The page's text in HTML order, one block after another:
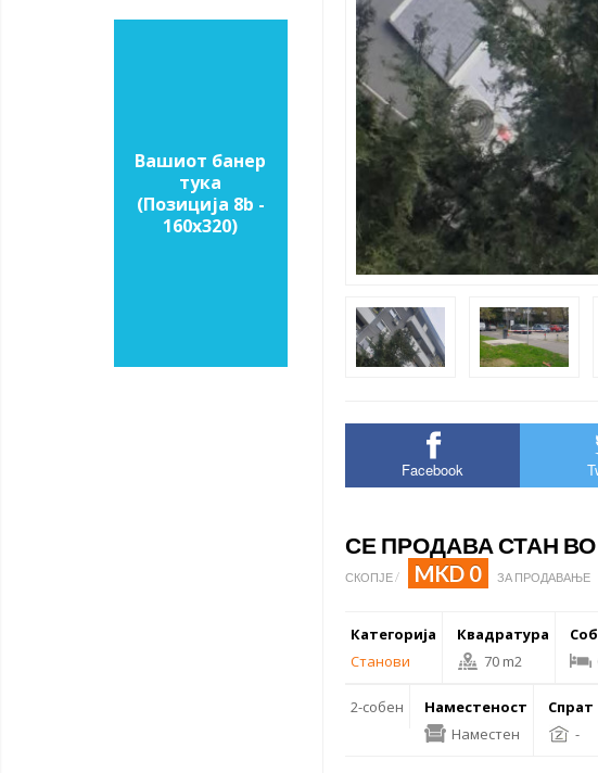
Вашиот банер
тука
(Позиција 8b -
160х320)
Facebook
СЕ ПРОДАВА СТАН
СКОПЈЕ / MKD 0 ЗА ПРОДАВАЊЕ
Категорија
Станови
Квадратура
70 m2
2-собен
Наместеност
Наместен
Спрат
-